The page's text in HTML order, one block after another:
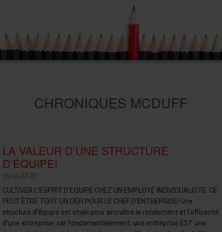
CHRONIQUES MCDUFF
LA VALEUR D’UNE STRUCTURE
D’ÉQUIPE!
2016-07-07
CULTIVER L’ESPRIT D’ÉQUIPE CHEZ UN EMPLOYÉ INDIVIDUALISTE. CE
PEUT ÊTRE TOUT UN DÉFI POUR LE CHEF D’ENTREPRISE! Une
structure d’équipe est vitale pour accroître le rendement et l’efficacité
d’une entreprise, car fondamentalement, une entreprise EST une